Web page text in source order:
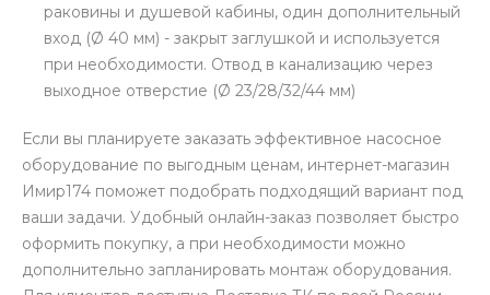
раковины и душевой кабины, один дополнительный
вход (Ø 40 мм) - закрыт заглушкой и используется
при необходимости. Отвод в канализацию через
выходное отверстие (Ø 23/28/32/44 мм)
Если вы планируете заказать эффективное насосное
оборудование по выгодным ценам, интернет-магазин
Имир174 поможет подобрать подходящий вариант под
ваши задачи. Удобный онлайн-заказ позволяет быстро
оформить покупку, а при необходимости можно
дополнительно запланировать монтаж оборудования.